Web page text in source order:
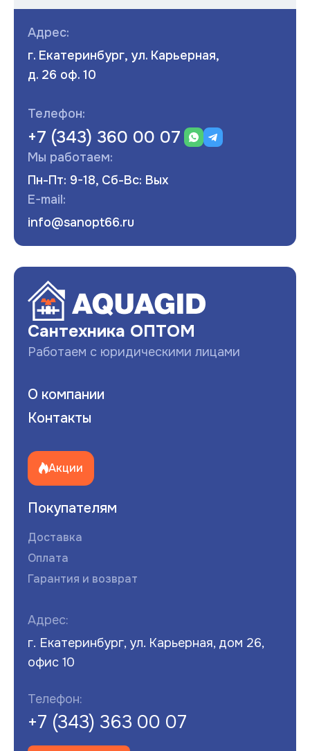
Адрес:
г. Екатеринбург, ул. Карьерная,
д. 26 оф. 10
Телефон:
+7 (343) 360 00 07
Мы работаем:
Пн-Пт: 9-18, Сб-Вс: Вых
E-mail:
info@sanopt66.ru
Сантехника ОПТОМ
Работаем с юридическими лицами
О компании
Контакты
Акции
Покупателям
Доставка
Оплата
Гарантия и возврат
Адрес:
г. Екатеринбург, ул. Карьерная, дом 26,
офис 10
Телефон:
+7 (343) 363 00 07